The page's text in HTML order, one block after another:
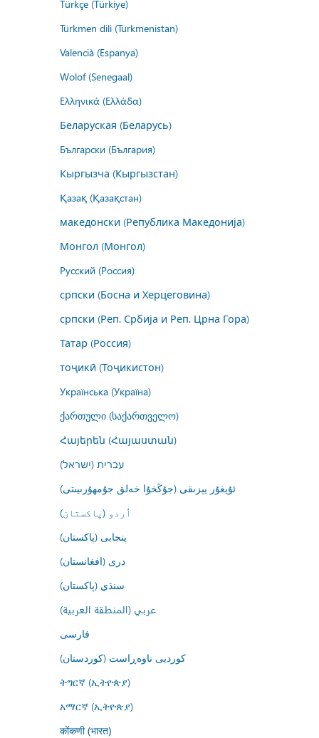
Türkçe (Türkiye)
Türkmen dili (Türkmenistan)
Valencià (Espanya)
Wolof (Senegaal)
Ελληνικά (Ελλάδα)
Беларуская (Беларусь)
Български (България)
Кыргызча (Кыргызстан)
Қазақ (Қазақстан)
македонски (Република Македонија)
Монгол (Монгол)
Русский (Россия)
српски (Босна и Херцеговина)
српски (Реп. Србија и Реп. Црна Гора)
Татар (Россия)
тоҷикӣ (Тоҷикистон)
Українська (Україна)
ქართული (საქართველო)
Հայերեն (Հայաստան)
עברית (ישראל)
ئۇيغۇر يېزىقى (جۇڭخۇا خەلق جۇمھۇرىيىتى)
اُردو (پاکستان)
پنجابی (پاکستان)
درى (افغانستان)
سنڌي (پاکستان)
عربي (المنطقة العربية)
فارسى
کوردیی ناوەڕاست (کوردستان)
ትግርኛ (ኢትዮጵያ)
አማርኛ (ኢትዮጵያ)
कोंकणी (भारत)